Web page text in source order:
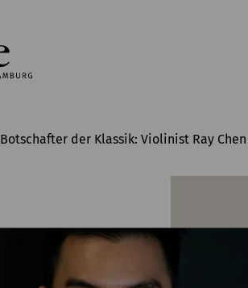
Botschafter der Klassik: Violinist Ray Chen